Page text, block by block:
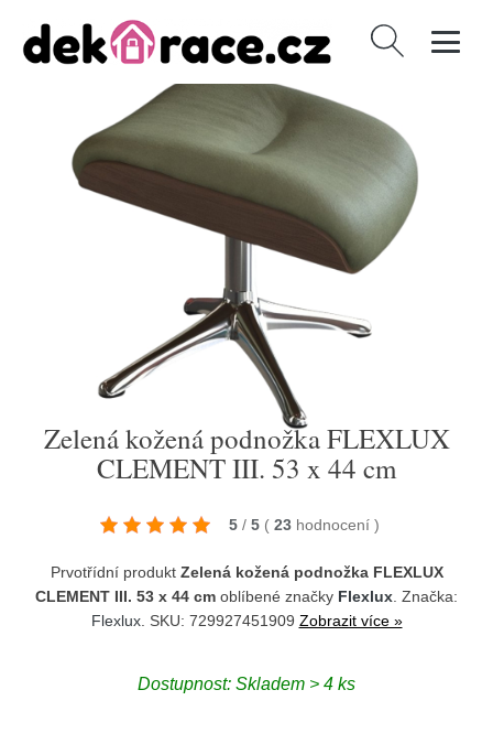
Vyhledávání
Zelená kožená podnožka FLEXLUX
CLEMENT III. 53 x 44 cm
5 / 5 ( 23 hodnocení )
Prvotřídní produkt Zelená kožená podnožka FLEXLUX
CLEMENT III. 53 x 44 cm oblíbené značky Flexlux . Značka:
Flexlux. SKU: 729927451909 Zobrazit více »
Dostupnost: Skladem > 4 ks